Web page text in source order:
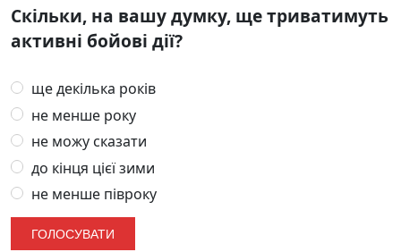
Скільки, на вашу думку, ще триватимуть
активні бойові дії?
ще декілька років
не менше року
не можу сказати
до кінця цієї зими
не менше півроку